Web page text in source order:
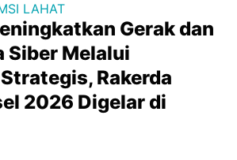
LAHAT
Gerak dan
Siber Melalui
Rakerda
2026 Digelar di